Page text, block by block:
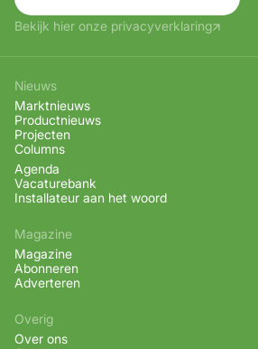
Bekijk hier onze privacyverklaring
Nieuws
Marktnieuws
Productnieuws
Projecten
Columns
Agenda
Vacaturebank
Installateur aan het woord
Magazine
Magazine
Abonneren
Adverteren
Overig
Over ons